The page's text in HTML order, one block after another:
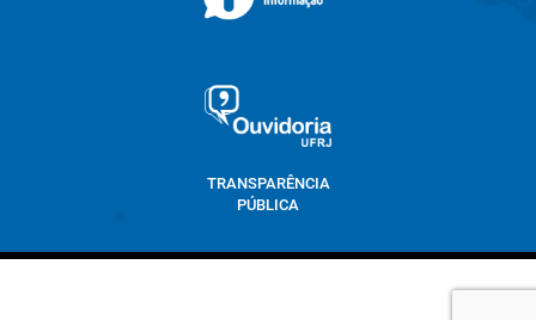
TRANSPARÊNCIA
PÚBLICA